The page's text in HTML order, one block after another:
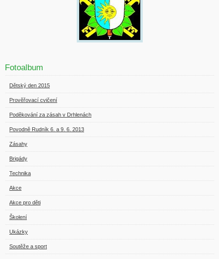
Fotoalbum
Dětský den 2015
Prověřovací cvičení
Poděkování za zásah v Drhlenách
Povodně Rudník 6. a 9. 6. 2013
Zásahy
Brigády
Technika
Akce
Akce pro děti
Školení
Ukázky
Soutěže a sport